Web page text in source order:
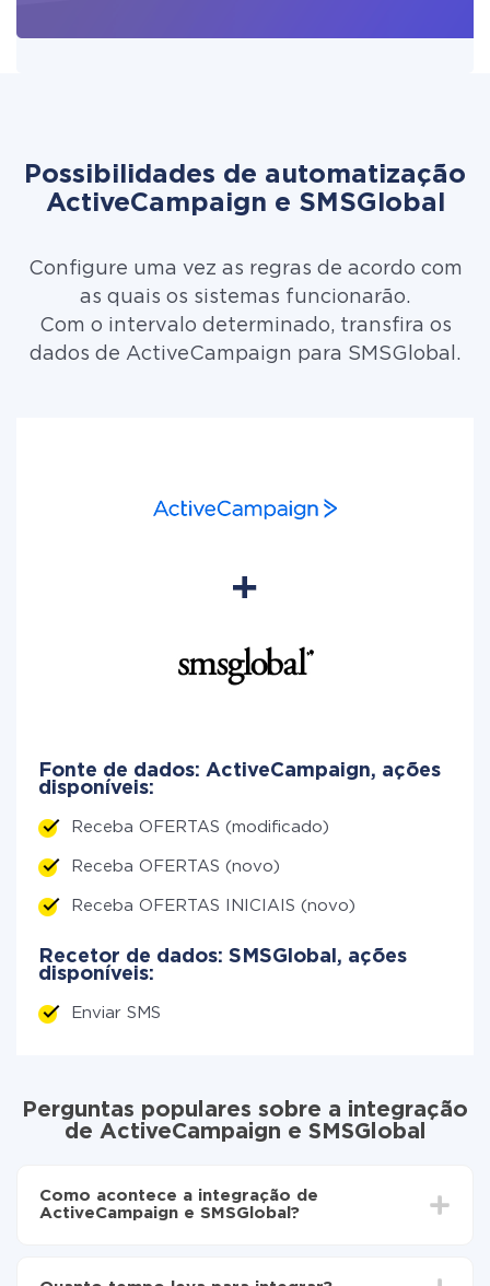
Possibilidades de automatização
ActiveCampaign e SMSGlobal
Configure uma vez as regras de acordo com
as quais os sistemas funcionarão.
Com o intervalo determinado, transfira os
dados de ActiveCampaign para SMSGlobal.
Fonte de dados: ActiveCampaign, ações
disponíveis:
Receba OFERTAS (modificado)
Receba OFERTAS (novo)
Receba OFERTAS INICIAIS (novo)
Recetor de dados: SMSGlobal, ações
disponíveis:
Enviar SMS
Perguntas populares sobre a integração
de ActiveCampaign e SMSGlobal
Como acontece a integração de
ActiveCampaign e SMSGlobal?